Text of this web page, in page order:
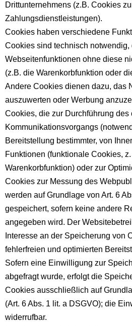
Drittunternehmens (z.B. Cookies
Zahlungsdienstleistungen).
Cookies haben verschiedene
Cookies sind technisch notwendig,
Webseitenfunktionen ohne diese
(z.B. die Warenkorbfunktion oder
Andere Cookies dienen dazu, das
auszuwerten oder Werbung
Cookies, die zur Durchführung des
Kommunikationsvorgangs
Bereitstellung bestimmter, von
Funktionen (funktionale Cookies,
Warenkorbfunktion) oder zur
Cookies zur Messung des
werden auf Grundlage von Art. 6
gespeichert, sofern keine andere
angegeben wird. Der
Interesse an der Speicherung von
fehlerfreien und optimierten
Sofern eine Einwilligung zur
abgefragt wurde, erfolgt die
Cookies ausschließlich auf
(Art. 6 Abs. 1 lit. a DSGVO); die
widerrufbar.